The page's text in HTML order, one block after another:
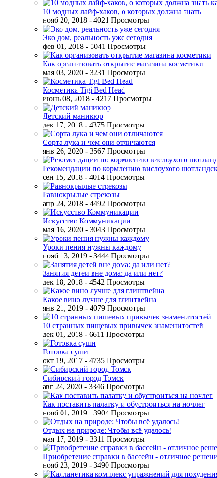
10 модных лайф-хаков, о которых должна знать
нояб 20, 2018 - 4021 Просмотры
Эко дом, реальность уже сегодня
фев 01, 2018 - 5041 Просмотры
Как организовать открытие магазина косметики
мая 03, 2020 - 3231 Просмотры
Косметика Tigi Bed Head
июнь 08, 2018 - 4217 Просмотры
Детский маникюр
дек 17, 2018 - 4375 Просмотры
Сорта лука и чем они отличаются
янв 26, 2020 - 3567 Просмотры
Рекомендации по кормлению вислоухого
сен 15, 2018 - 4014 Просмотры
Равнокрылые стрекозы
апр 24, 2018 - 4492 Просмотры
Искусство Коммуникации
мая 16, 2020 - 3043 Просмотры
Уроки пения нужны каждому
нояб 13, 2019 - 3444 Просмотры
Занятия детей вне дома: да или нет?
дек 18, 2018 - 4542 Просмотры
Какое вино лучше для глинтвейна
янв 21, 2019 - 4079 Просмотры
10 странных пищевых привычек знаменитостей
дек 01, 2018 - 6611 Просмотры
Готовка суши
окт 19, 2017 - 4735 Просмотры
Сибирский город Томск
авг 24, 2020 - 3346 Просмотры
Как поставить палатку и обустроиться на ночлег
нояб 01, 2019 - 3904 Просмотры
Отдых на природе: Чтобы всё удалось!
мая 17, 2019 - 3311 Просмотры
Приобретение справки в бассейн - отличное
нояб 23, 2019 - 3490 Просмотры